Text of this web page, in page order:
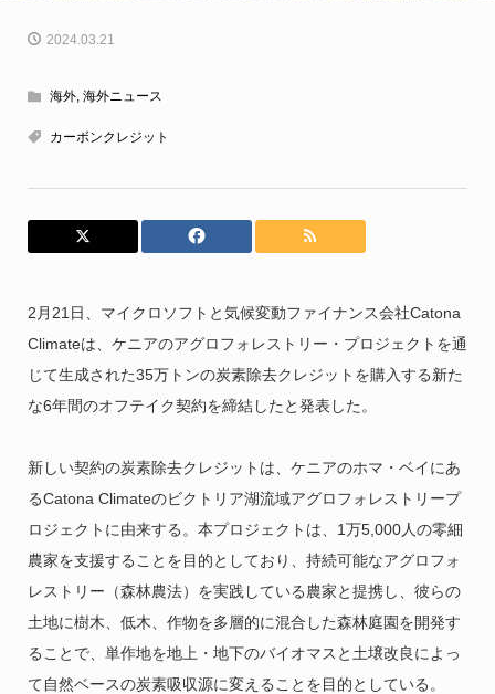
2024.03.21
海外, 海外ニュース
カーボンクレジット
2月21日、マイクロソフトと気候変動ファイナンス会社Catona
Climateは、ケニアのアグロフォレストリー・プロジェクトを通
じて生成された35万トンの炭素除去クレジットを購入する新た
な6年間のオフテイク契約を締結したと発表した。
新しい契約の炭素除去クレジットは、ケニアのホマ・ベイにあ
るCatona Climateのビクトリア湖流域アグロフォレストリープ
ロジェクトに由来する。本プロジェクトは、1万5,000人の零細
農家を支援することを目的としており、持続可能なアグロフォ
レストリー（森林農法）を実践している農家と提携し、彼らの
土地に樹木、低木、作物を多層的に混合した森林庭園を開発す
ることで、単作地を地上・地下のバイオマスと土壌改良によっ
て自然ベースの炭素吸収源に変えることを目的としている。